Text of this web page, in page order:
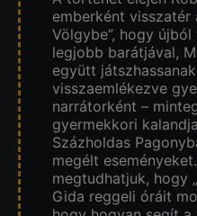
emberként visszatér
Völgybe”, hogy
legjobb barátjával,
együtt
visszaemlékezve
narrátorként –
gyermekkori
Százholdas
megélt
megtudhatjuk, hogy
Gida reggeli óráit